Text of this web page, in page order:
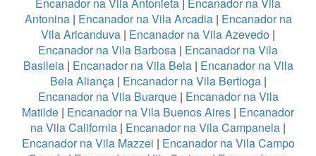
Antonina| Encanador na Vila Arcadia | Encanador na
Vila Aricanduva | Encanador na Vila Azevedo |
Encanador na Vila Barbosa | Encanador na Vila
Basileia| Encanador na Vila Bela| Encanador na Vila
Bela Aliança| Encanador na Vila Bertioga|
Encanador na Vila Buarque| Encanador na Vila
Matilde | Encanador na Vila Buenos Aires | Encanador
na Vila California | Encanador na Vila Campanela |
Encanador na Vila Mazzei | Encanador na Vila Campo